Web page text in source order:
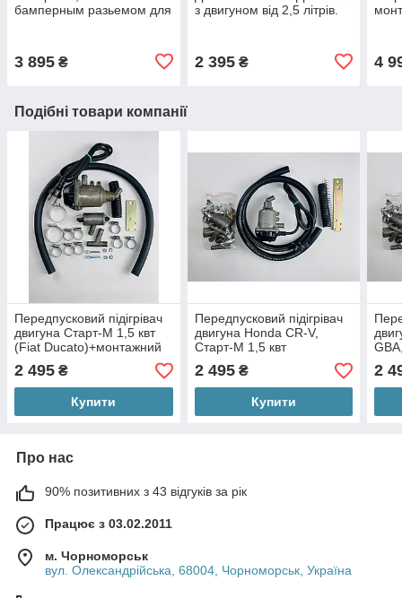
бамперным разьемом для
3 895 ₴
з двигуном від 2,5 літрів.
2 395₴ 4
Подібні товари компанії
Передпусковий підігрівач
двигуна Старт-М 1,5 квт
(Fiat Ducato)+монтажний
комплект
2 495 ₴
Купити
Передпусковий підігрівач
двигуна Honda CR-V,
Старт-М 1,5 квт
+монтажний комплект
2 495₴
Купити
2
Про нас
90% позитивних з 43 відгуків за рік
Працює з 03.02.2011
м. Чорноморськ
вул. Олександрійська, 68004, Чорноморськ, Україна